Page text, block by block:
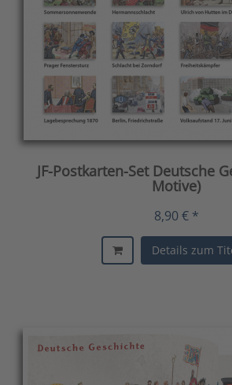
JF-Postkarten-Set Deutsche
Motive)
8,90 € *
Details zum